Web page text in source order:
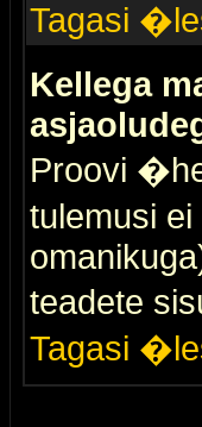
Tagasi
Kellega
Proovi
tulemusi
teadete
Tagasi